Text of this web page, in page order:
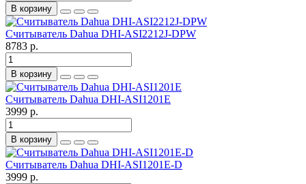
В корзину
Считыватель Dahua DHI-ASI2212J-DPW
8783 р.
В корзину
Считыватель Dahua DHI-ASI1201E
3999 р.
В корзину
Считыватель Dahua DHI-ASI1201E-D
3999 р.